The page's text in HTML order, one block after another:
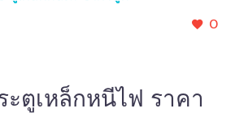
0
ะตูเหล็กหนีไฟ ราคา